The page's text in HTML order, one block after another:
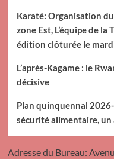
Karaté: Organisation
zone Est, L’équipe de
édition clôturée le
L’après-Kagame : le
décisive
Plan quinquennal
sécurité alimentaire, un
Adresse du Bureau: